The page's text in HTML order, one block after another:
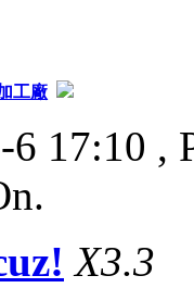
工廠
17:10 ,
X3.3